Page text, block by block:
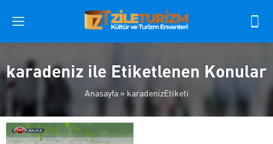
karadeniz ile Etiketlenen Konular
Anasayfa» karadenizEtiketi